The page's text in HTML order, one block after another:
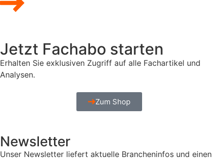
Jetzt Fachabo starten
Erhalten Sie exklusiven Zugriff auf alle Fachartikel und
Analysen.
Zum Shop
Newsletter
Unser Newsletter liefert aktuelle Brancheninfos und einen